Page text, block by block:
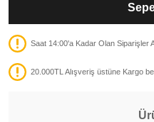
Saat 14:00'a Kadar Olan Siparişler
20.000TL Alışveriş üstüne Kargo